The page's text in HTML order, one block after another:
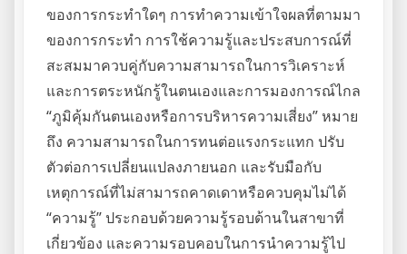
ของการกระทำใดๆ การทำความเข้าใจผลที่ตามมา
ของการกระทำ การใช้ความรู้และประสบการณ์ที่
สะสมมาควบคู่กับความสามารถในการวิเคราะห์
และการตระหนักรู้ในตนเองและการมองการณ์ไกล
“ภูมิคุ้มกันตนเองหรือการบริหารความเสี่ยง” หมาย
ถึง ความสามารถในการทนต่อแรงกระแทก ปรับ
ตัวต่อการเปลี่ยนแปลงภายนอก และรับมือกับ
เหตุการณ์ที่ไม่สามารถคาดเดาหรือควบคุมไม่ได้
“ความรู้” ประกอบด้วยความรู้รอบด้านในสาขาที่
เกี่ยวข้อง และความรอบคอบในการนำความรู้ไป